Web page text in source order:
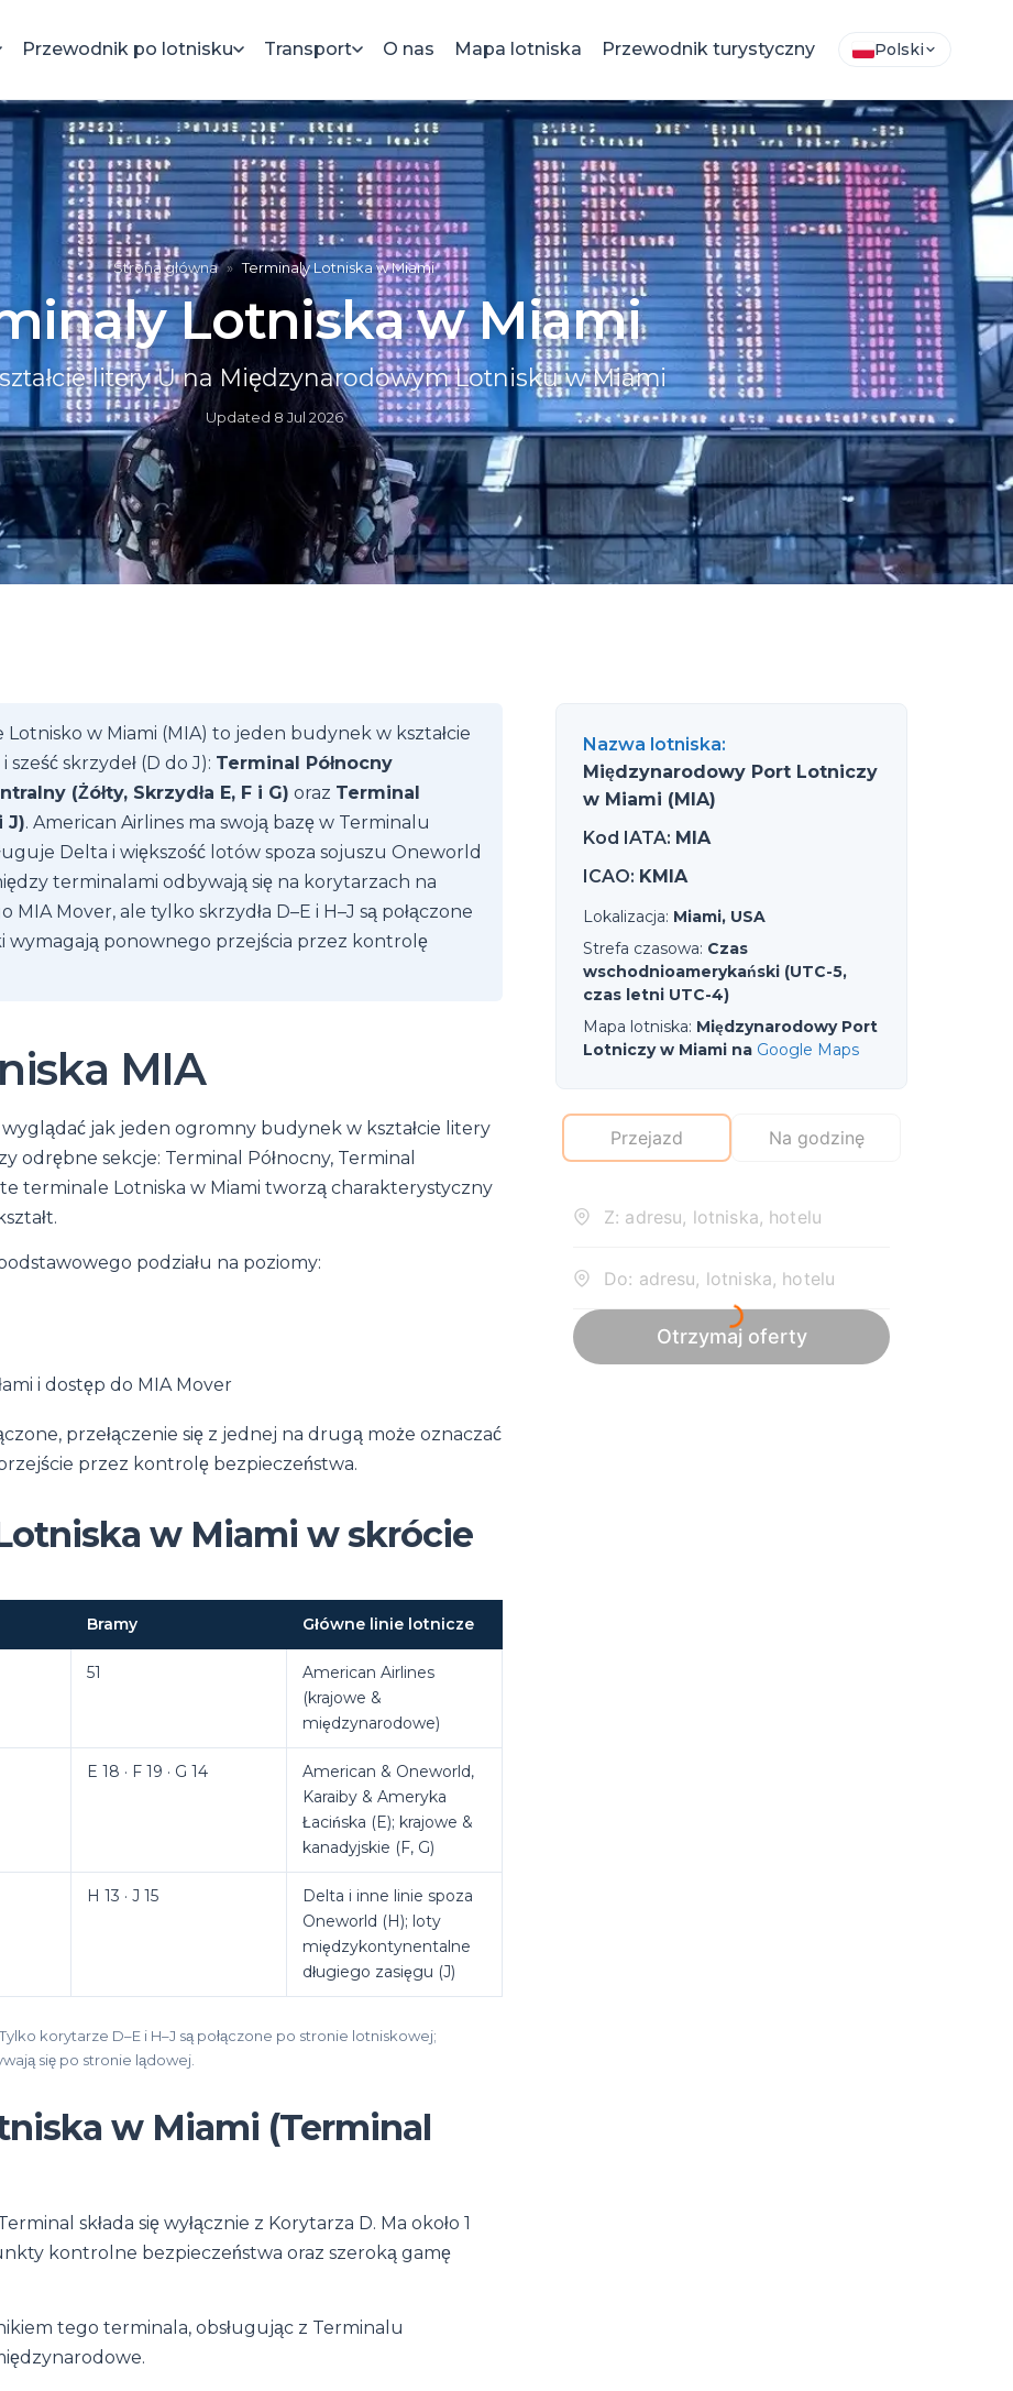
Przewodnik po lotnisku Transport O nas Mapa lotniska Przewodnik turystyczny Polski
Strona główna » Terminaly Lotniska w Miami
Lotniska w Miami
litery U na Międzynarodowym Lotnisku w Miami
Updated 8 Jul 2026
w Miami (MIA) to jeden budynek w kształcie
i sześć skrzydeł (D do J): Terminal Północny
(Żółty, Skrzydła E, F i G) oraz Terminal
J). American Airlines ma swoją bazę w Terminalu
Delta i większość lotów spoza sojuszu Oneworld
terminalami odbywają się na korytarzach na
Mover, ale tylko skrzydła D–E i H–J są połączone
wymagają ponownego przejścia przez kontrolę
MIA
jak jeden ogromny budynek w kształcie litery
sekcje: Terminal Północny, Terminal
terminale Lotniska w Miami tworzą charakterystyczny
podziału na poziomy:
i dostęp do MIA Mover
przełączenie się z jednej na drugą może oznaczać
przez kontrolę bezpieczeństwa.
w Miami w skrócie
Bramy Główne linie lotnicze
51
American Airlines
(krajowe &
międzynarodowe)
E 18 · F 19 · G 14
American & Oneworld,
Karaiby & Ameryka
Łacińska (E); krajowe &
kanadyjskie (F, G)
H 13 · J 15
Delta i inne linie spoza
Oneworld (H); loty
międzykontynentalne
długiego zasięgu (J)
korytarze D–E i H–J są połączone po stronie lotniskowej;
się po stronie lądowej.
w Miami (Terminal
składa się wyłącznie z Korytarza D. Ma około 1
kontrolne bezpieczeństwa oraz szeroką gamę
tego terminala, obsługując z Terminalu
Nazwa lotniska:
Międzynarodowy Port Lotniczy
w Miami (MIA)
Kod IATA: MIA
ICAO: KMIA
Lokalizacja: Miami, USA
Strefa czasowa: Czas
wschodnioamerykański (UTC-5,
czas letni UTC-4)
Mapa lotniska: Międzynarodowy Port
Lotniczy w Miami na Google Maps